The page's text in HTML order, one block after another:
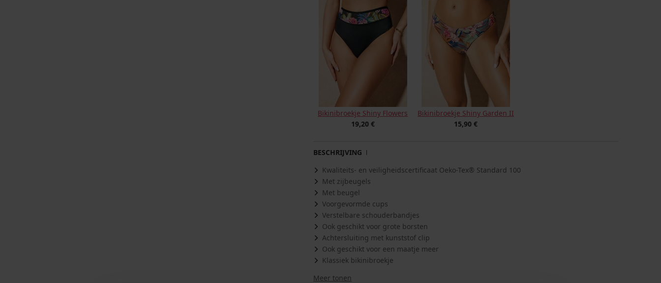
Bikinibroekje Shiny Flowers
19,20 €
Bikinibroekje Shiny Garden II
15,90 €
BESCHRIJVING
Kwaliteits- en veiligheidscertificaat Oeko-Tex® Standard 100
Met zijbeugels
Met beugel
Voorgevormde cups
Verstelbare schouderbandjes
Ook geschikt voor grote borsten
Achtersluiting met kunststof clip
Ook geschikt voor een maatje meer
Klassiek bikinibroekje
Meer tonen